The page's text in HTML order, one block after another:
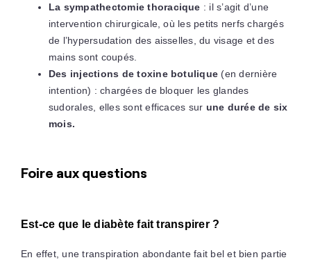
La sympathectomie thoracique : il s’agit d’une
intervention chirurgicale, où les petits nerfs chargés
de l’hypersudation des aisselles, du visage et des
mains sont coupés.
Des injections de toxine botulique (en dernière
intention) : chargées de bloquer les glandes
sudorales, elles sont efficaces sur une durée de six
mois.
Foire aux questions
Est-ce que le diabète fait transpirer ?
En effet, une transpiration abondante fait bel et bien partie